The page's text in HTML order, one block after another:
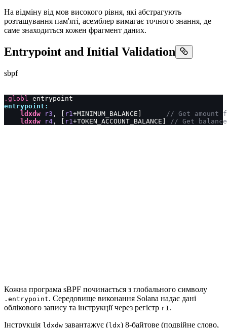
На відміну від мов високого рівня, які абстрагують
розташування пам'яті, асемблер вимагає точного знання, де
саме знаходиться кожен фрагмент даних.
Entrypoint and Initial Validation
sbpf
.globl entrypoint
entrypoint:
    ldxdw
r3 , [ r1+MINIMUM_BALANCE] // Get amount
    ldxdw
r4 , [ r1+TOKEN_ACCOUNT_BALANCE] // Get
Кожна програма sBPF починається з глобального символу
.entrypoint. Середовище виконання Solana надає дані
облікового запису та інструкції через регістр r1.
Інструкція ldxdw завантажує (ldx) 8-байтове (подвійне слово,